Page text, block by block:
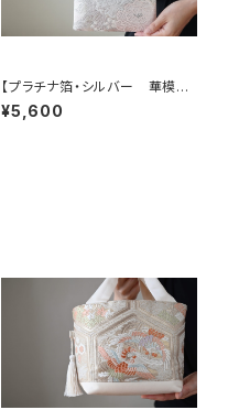
【プラチナ箔・シルバー 華模
様 帯リメイク ミニサブバック
フォーマルバック】結婚式、パー
¥5,600